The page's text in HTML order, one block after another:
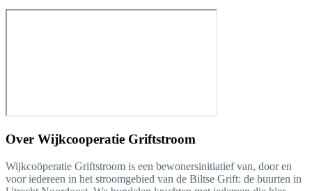
Over Wijkcooperatie Griftstroom
Wijkcoöperatie Griftstroom is een bewonersinitiatief van, door en
voor iedereen in het stroomgebied van de Biltse Grift: de buurten in